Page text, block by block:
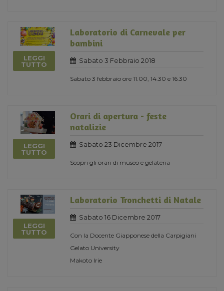
LEGGI
TUTTO
Laboratorio di Carnevale per
bambini
Sabato 3 Febbraio 2018
Sabato 3 febbraio ore 11.00, 14.30 e 16.30
LEGGI
TUTTO
Orari di apertura - feste
natalizie
Sabato 23 Dicembre 2017
Scopri gli orari di museo e gelateria
LEGGI
TUTTO
Laboratorio Tronchetti di Natale
Sabato 16 Dicembre 2017
Con la Docente Giapponese della Carpigiani
Gelato University
Makoto Irie